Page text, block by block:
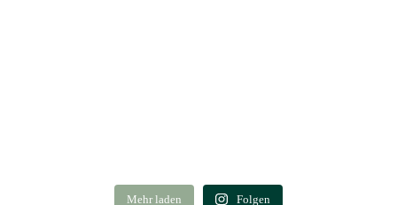
Mehr laden Folgen